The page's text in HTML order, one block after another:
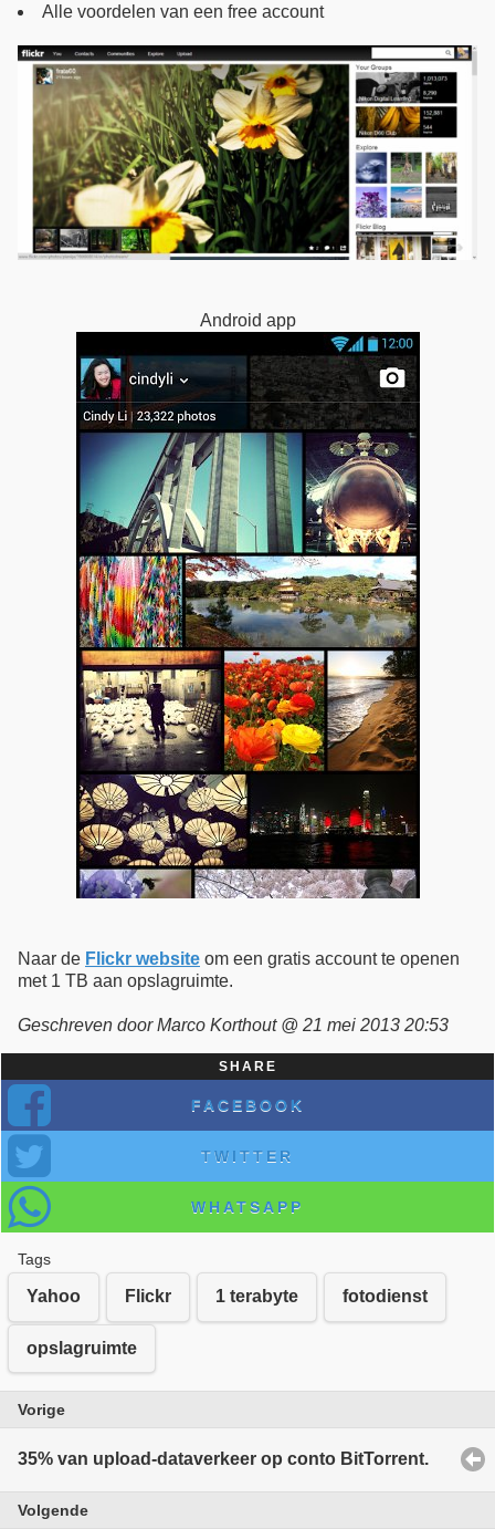
Alle voordelen van een free account
Android app
Naar de Flickr website om een gratis account te openen
met 1 TB aan opslagruimte.
Geschreven door Marco Korthout @ 21 mei 2013 20:53
SHARE
FACEBOOK
TWITTER
WHATSAPP
Tags
Yahoo Flickr 1 terabyte fotodienst
opslagruimte
Vorige
35% van upload-dataverkeer op conto BitTorrent.
Volgende